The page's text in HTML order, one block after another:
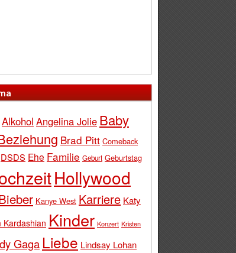
Alkohol Angelina Jolie Baby
Brad Pitt Comeback
DSDS Ehe Familie Geburt Geburtstag
Hollywood
Kanye West Karriere Katy
Kardashian Kinder Konzert Kristen
Gaga Liebe Lindsay Lohan